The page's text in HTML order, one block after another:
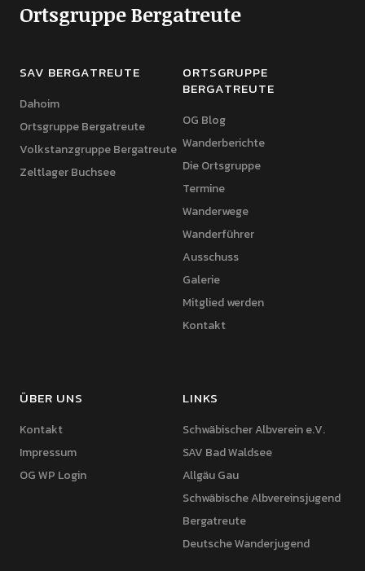
Ortsgruppe Bergatreute
SAV BERGATREUTE
Dahoim
Ortsgruppe Bergatreute
Volkstanzgruppe Bergatreute
Zeltlager Buchsee
ORTSGRUPPE
BERGATREUTE
OG Blog
Wanderberichte
Die Ortsgruppe
Termine
Wanderwege
Wanderführer
Ausschuss
Galerie
Mitglied werden
Kontakt
ÜBER UNS
Kontakt
Impressum
OG WP Login
LINKS
Schwäbischer Albverein e.V.
SAV Bad Waldsee
Allgäu Gau
Schwäbische Albvereinsjugend
Bergatreute
Deutsche Wanderjugend